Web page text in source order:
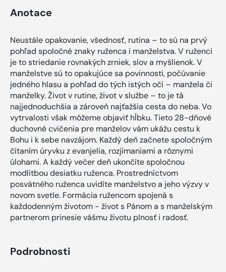
Anotace
Neustále opakovanie, všednosť, rutina – to sú na prvý
pohľad spoločné znaky ruženca i manželstva. V ruženci
je to striedanie rovnakých zrniek, slov a myšlienok. V
manželstve sú to opakujúce sa povinnosti, počúvanie
jedného hlasu a pohľad do tých istých očí – manžela či
manželky. Život v rutine, život v službe – to je tá
najjednoduchšia a zároveň najťažšia cesta do neba. Vo
vytrvalosti však môžeme objaviť hĺbku. Tieto 28-dňové
duchovné cvičenia pre manželov vám ukážu cestu k
Bohu i k sebe navzájom. Každý deň začnete spoločným
čítaním úryvku z evanjelia, rozjímaniami a rôznymi
úlohami. A každý večer deň ukončíte spoločnou
modlitbou desiatku ruženca. Prostredníctvom
posvätného ruženca uvidíte manželstvo a jeho výzvy v
novom svetle. Formácia ružencom spojená s
každodenným životom − život s Pánom a s manželským
partnerom prinesie vášmu životu plnosť i radosť.
Podrobnosti